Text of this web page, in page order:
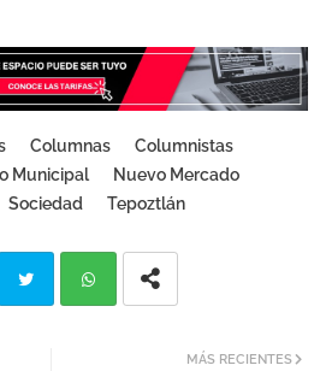
Columnas
Columnistas
Municipal
Nuevo Mercado
Sociedad Tepoztlán
MÁS RECIENTES